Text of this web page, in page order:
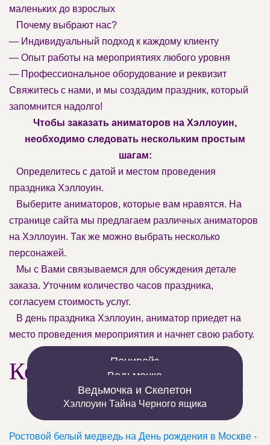
маленьких до взрослых
Почему выбрают нас?
— Индивидуальный подход к каждому клиенту
— Опыт работы на мероприятиях любого уровня
— Профессиональное оборудование и реквизит
Свяжитесь с нами, и мы создадим праздник, который
запомнится надолго!
Чтобы заказать аниматоров на Хэллоуин,
необходимо следовать нескольким простым
шагам:
Определитесь с датой и местом проведения
праздника Хэллоуин.
Выберите аниматоров, которые вам нравятся. На
странице сайта мы предлагаем различных аниматоров
на Хэллоуин. Так же можно выбрать несколько
персонажей.
Мы с Вами связываемся для обсуждения детале
заказа. Уточним количество часов праздника,
согласуем стоимость услуг.
В день праздника Хэллоуин, аниматор приедет на
место проведения мероприятия и начнет свою работу.
Костюмы для шоу
Пенивайз
Хэллоуин Максимум страха
Ведьмочка
Хэллоуин Сундучок Ведьмочки
Ведьмочка и Скелетон
Хэллоуин Тайна Черного ящика
Ростовой белый медведь на День рождения в Москве -